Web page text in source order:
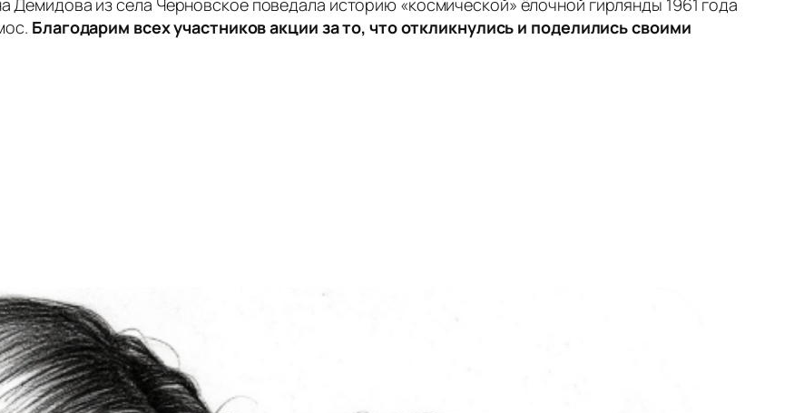
Благодарим всех участников акции за то, что откликнулись и поделились своими